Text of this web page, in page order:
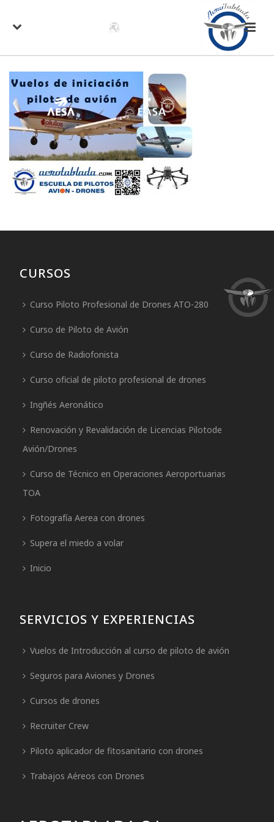
CURSOS
Curso Piloto Profesional de Drones ATO-280
Curso de Piloto de Avión
Curso de Radiofonista
Curso oficial de piloto profesional de drones
Ingñés Aeronático
Renovación y Revalidación de Licencias Pilotode
Avión/Drones
Curso de Técnico en Operaciones Aeroportuarias
TOA
Fotografía Aerea con drones
Supera el miedo a volar
Inicio
SERVICIOS Y EXPERIENCIAS
Vuelos de Introducción al curso de piloto de avión
Seguros para Aviones y Drones
Cursos de drones
Recruiter Crew
Piloto aplicador de fitosanitario con drones
Trabajos Aéreos con Drones